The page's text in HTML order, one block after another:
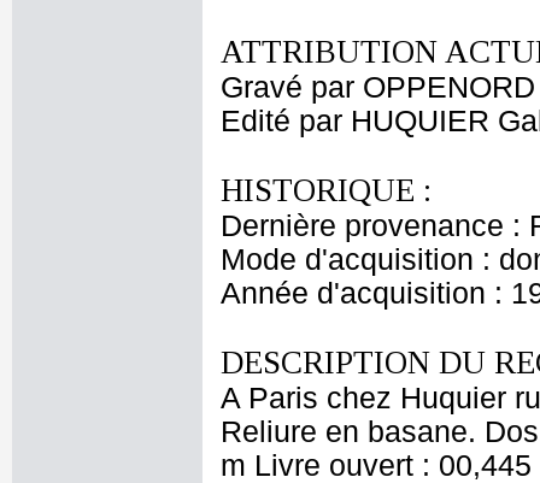
ATTRIBUTION
Gravé par
Edité par HUQUIER
HISTORIQUE :
Dernière provenance :
Mode d'acquisition :
Année d'acquisition :
DESCRIPTION DU
A Paris chez Huquier
Reliure en basane.
m Livre ouvert : 00,445